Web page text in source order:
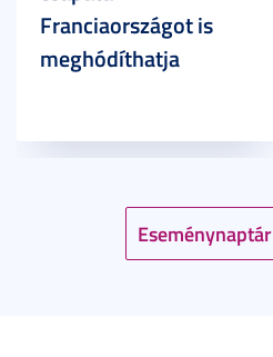
Eseménynaptár
Franciaországot is
meghódíthatja